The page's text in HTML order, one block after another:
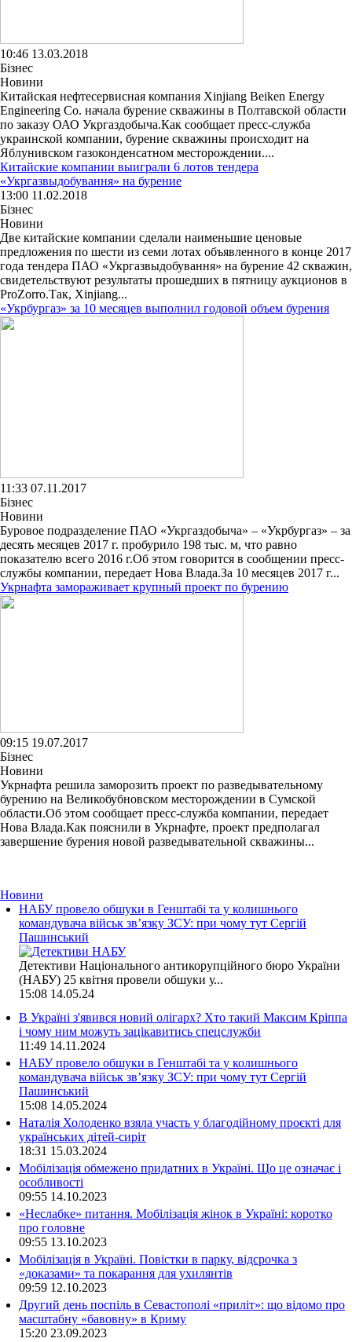
10:46 13.03.2018
Бізнес
Новини
Китайская нефтесервисная компания Xinjiang Beiken Energy
Engineering Co. начала бурение скважины в Полтавской области
по заказу ОАО Укргаздобыча.Как сообщает пресс-служба
украинской компании, бурение скважины происходит на
Яблунивском газоконденсатном месторождении....
Китайские компании выиграли 6 лотов тендера
«Укргазвыдобування» на бурение
13:00 11.02.2018
Бізнес
Новини
Две китайские компании сделали наименьшие ценовые
предложения по шести из семи лотах объявленного в конце 2017
года тендера ПАО «Укргазвыдобування» на бурение 42 скважин,
свидетельствуют результаты прошедших в пятницу аукционов в
ProZorro.Так, Xinjiang...
«Укрбургаз» за 10 месяцев выполнил годовой объем бурения
11:33 07.11.2017
Бізнес
Новини
Буровое подразделение ПАО «Укргаздобыча» – «Укрбургаз» – за
десять месяцев 2017 г. пробурило 198 тыс. м, что равно
показателю всего 2016 г.Об этом говорится в сообщении пресс-
службы компании, передает Нова Влада.За 10 месяцев 2017 г...
Укрнафта замораживает крупный проект по бурению
09:15 19.07.2017
Бізнес
Новини
Укрнафта решила заморозить проект по разведывательному
бурению на Великобубновском месторождении в Сумской
области.Об этом сообщает пресс-служба компании, передает
Нова Влада.Как пояснили в Укрнафте, проект предполагал
завершение бурения новой разведывательной скважины...
Новини
НАБУ провело обшуки в Генштабі та у колишнього
командувача військ зв’язку ЗСУ: при чому тут Сергій
Пашинський
Детективи Національного антикорупційного бюро України
(НАБУ) 25 квітня провели обшуки у...
15:08 14.05.24
В Україні з'явився новий олігарх? Хто такий Максим Кріппа
і чому ним можуть зацікавитись спецслужби
11:49 14.11.2024
НАБУ провело обшуки в Генштабі та у колишнього
командувача військ зв’язку ЗСУ: при чому тут Сергій
Пашинський
15:08 14.05.2024
Наталія Холоденко взяла участь у благодійному проєкті для
українських дітей-сиріт
18:31 15.03.2024
Мобілізація обмежено придатних в Україні. Що це означає і
особливості
09:55 14.10.2023
«Неслабке» питання. Мобілізація жінок в Україні: коротко
про головне
09:55 13.10.2023
Мобілізація в Україні. Повістки в парку, відсрочка з
«доказами» та покарання для ухилянтів
09:59 12.10.2023
Другий день поспіль в Севастополі «приліт»: що відомо про
масштабну «бавовну» в Криму
15:20 23.09.2023